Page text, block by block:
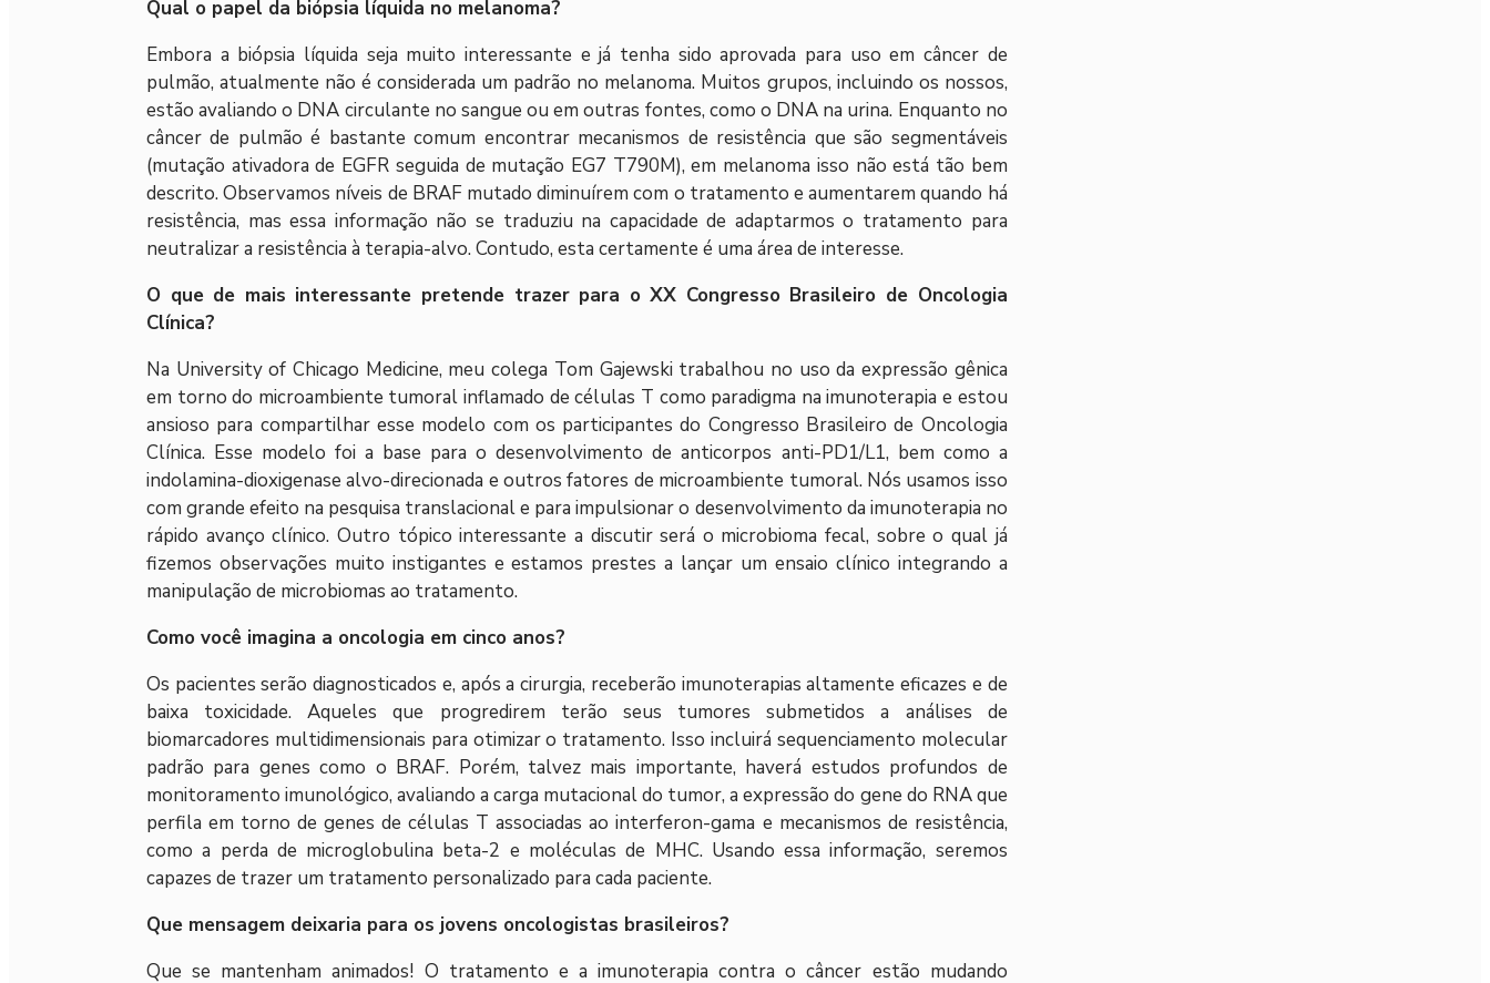
Qual o papel da biópsia líquida no melanoma?
Embora a biópsia líquida seja muito interessante e já tenha sido aprovada para uso em câncer de
pulmão, atualmente não é considerada um padrão no melanoma. Muitos grupos, incluindo os nossos,
estão avaliando o DNA circulante no sangue ou em outras fontes, como o DNA na urina. Enquanto no
câncer de pulmão é bastante comum encontrar mecanismos de resistência que são segmentáveis
(mutação ativadora de EGFR seguida de mutação EG7 T790M), em melanoma isso não está tão bem
descrito. Observamos níveis de BRAF mutado diminuírem com o tratamento e aumentarem quando há
resistência, mas essa informação não se traduziu na capacidade de adaptarmos o tratamento para
neutralizar a resistência à terapia-alvo. Contudo, esta certamente é uma área de interesse.
O que de mais interessante pretende trazer para o XX Congresso Brasileiro de Oncologia
Clínica?
Na University of Chicago Medicine, meu colega Tom Gajewski trabalhou no uso da expressão gênica
em torno do microambiente tumoral inflamado de células T como paradigma na imunoterapia e estou
ansioso para compartilhar esse modelo com os participantes do Congresso Brasileiro de Oncologia
Clínica. Esse modelo foi a base para o desenvolvimento de anticorpos anti-PD1/L1, bem como a
indolamina-dioxigenase alvo-direcionada e outros fatores de microambiente tumoral. Nós usamos isso
com grande efeito na pesquisa translacional e para impulsionar o desenvolvimento da imunoterapia no
rápido avanço clínico. Outro tópico interessante a discutir será o microbioma fecal, sobre o qual já
fizemos observações muito instigantes e estamos prestes a lançar um ensaio clínico integrando a
manipulação de microbiomas ao tratamento.
Como você imagina a oncologia em cinco anos?
Os pacientes serão diagnosticados e, após a cirurgia, receberão imunoterapias altamente eficazes e de
baixa toxicidade. Aqueles que progredirem terão seus tumores submetidos a análises de
biomarcadores multidimensionais para otimizar o tratamento. Isso incluirá sequenciamento molecular
padrão para genes como o BRAF. Porém, talvez mais importante, haverá estudos profundos de
monitoramento imunológico, avaliando a carga mutacional do tumor, a expressão do gene do RNA que
perfila em torno de genes de células T associadas ao interferon-gama e mecanismos de resistência,
como a perda de microglobulina beta-2 e moléculas de MHC. Usando essa informação, seremos
capazes de trazer um tratamento personalizado para cada paciente.
Que mensagem deixaria para os jovens oncologistas brasileiros?
Que se mantenham animados! O tratamento e a imunoterapia contra o câncer estão mudando